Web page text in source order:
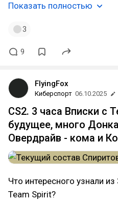
Показать полностью
3
9
FlyingFox
Киберспорт 06.10.2025
CS2. 3 часа Вписки с
будущее, много
Овердрайв - кома и
Что интересного узнали
Team Spirit?